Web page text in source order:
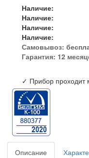
Наличие:
Наличие:
Наличие:
Наличие:
Самовывоз:
Гарантия: 12
✓ Прибор проходит
Описание